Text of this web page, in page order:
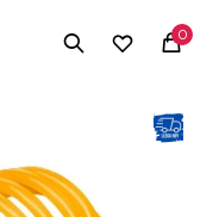
0
MI CUENTA